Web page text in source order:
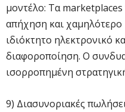
μοντέλο: Τα
απήχηση και
ιδιόκτητο ηλεκτρονικό
διαφοροποίηση. Ο
ισορροπημένη
9) Διασυνοριακές